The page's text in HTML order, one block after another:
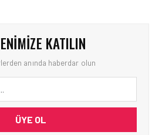
KATILIN
anında haberdar olun
ÜYE OL